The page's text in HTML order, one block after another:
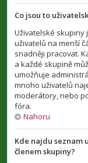
Co jsou to
Uživatelské skupiny
uživatelů na menší
snadněji pracovat.
a každé skupině
umožňuje
mnoho uživatelů
moderátory, nebo
fóra.
Nahoru
Kde najdu seznam
členem skupiny?